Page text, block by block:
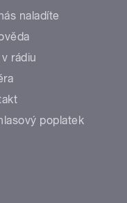
naladíte
rádiu
poplatek